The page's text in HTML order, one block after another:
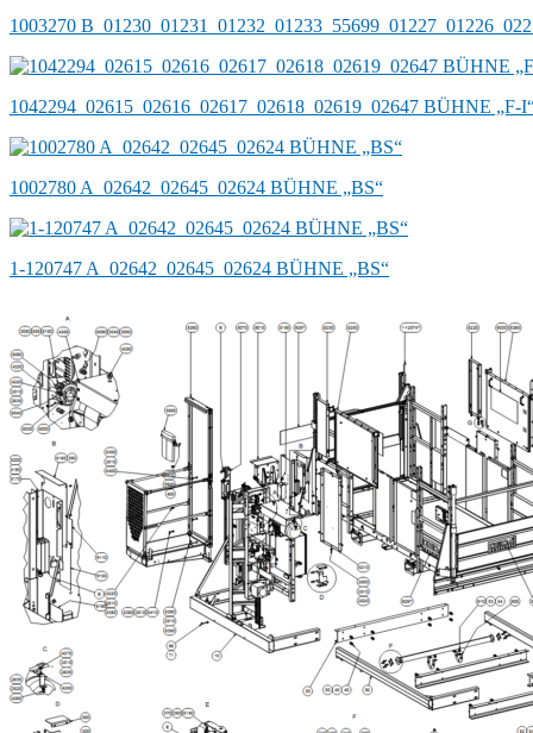
1003270
1042294_02615_02616_02617_02618_02619_02647 BÜHNE „F-
1002780 A_02642_02645_02624 BÜHNE „BS“
1-120747 A_02642_02645_02624 BÜHNE „BS“